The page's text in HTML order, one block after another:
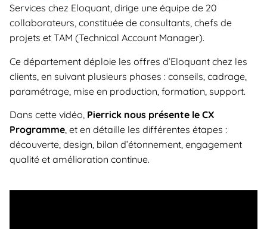
Services chez Eloquant, dirige une équipe de 20
collaborateurs, constituée de consultants, chefs de
projets et TAM (Technical Account Manager).
Ce département déploie les offres d’Eloquant chez les
clients, en suivant plusieurs phases : conseils, cadrage,
paramétrage, mise en production, formation, support.
Dans cette vidéo, Pierrick nous présente le CX
Programme, et en détaille les différentes étapes :
découverte, design, bilan d’étonnement, engagement
qualité et amélioration continue.